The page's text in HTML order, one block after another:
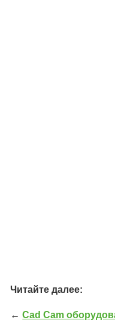
Читайте далее:
←Cad Cam